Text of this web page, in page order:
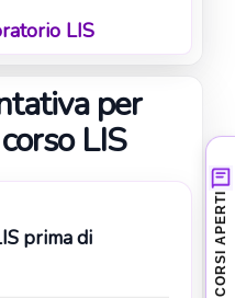
LIS
per
LIS
prima di
prossime attività
CORSI APERTI